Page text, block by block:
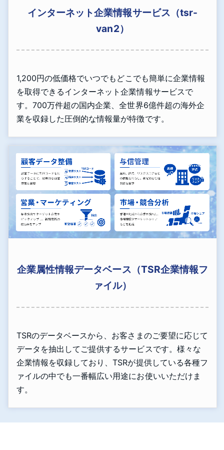
インターネット企業情報サービス（tsr-
van2）
1,200円の低価格でいつでもどこでも簡単に企業情報
を取得できるインターネット企業情報サービスで
す。700万件超の国内企業、全世界6億件超の海外企
業を収録した圧倒的な情報量が特徴です。
企業属性情報データベース（TSR企業情報フ
ァイル）
TSRのデータベースから、お客さまのご要望に応じて
データを抽出してご提供するサービスです。様々な
企業情報を収録しており、TSRが提供している各種フ
ァイルの中でも一番幅広い用途にお使いいただけま
す。